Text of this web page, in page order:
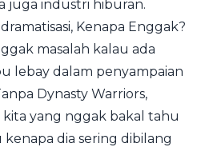
juga industri hiburan.
Kenapa Enggak?
masalah kalau ada
lebay dalam penyampaian
Dynasty Warriors,
yang nggak bakal tahu
kenapa dia sering dibilang